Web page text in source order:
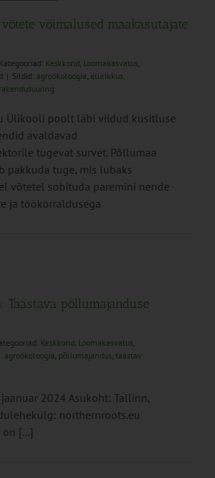
võimalused maakasutajate
Kategooriad: Keskkond, Loomakasvatus,
| Sildid: agroökoloogia, elurikkus,
rakendusuuring
Ülikooli poolt läbi viidud küsitluse
avaldavad
tugevat survet. Põllumaa
pakkuda tuge, mis lubaks
võtetel sobituda paremini nende
ja töökorraldusega
Taastava põllumajanduse
Keskkond, Loomakasvatus,
agroökoloogia, põllumajandus, taastav
2024 Asukoht: Tallinn,
northernroots.eu
[...]